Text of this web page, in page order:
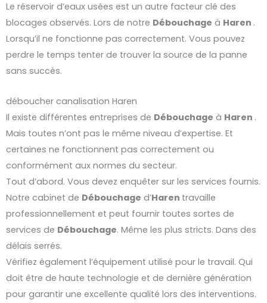
Le réservoir d’eaux usées est un autre facteur clé des
blocages observés. Lors de notre Débouchage à Haren .
Lorsqu’il ne fonctionne pas correctement. Vous pouvez
perdre le temps tenter de trouver la source de la panne
sans succès.
déboucher canalisation Haren
Il existe différentes entreprises de Débouchage à Haren .
Mais toutes n’ont pas le même niveau d’expertise. Et
certaines ne fonctionnent pas correctement ou
conformément aux normes du secteur.
Tout d’abord. Vous devez enquêter sur les services fournis.
Notre cabinet de Débouchage d’Haren travaille
professionnellement et peut fournir toutes sortes de
services de Débouchage. Même les plus stricts. Dans des
délais serrés.
Vérifiez également l’équipement utilisé pour le travail. Qui
doit être de haute technologie et de dernière génération
pour garantir une excellente qualité lors des interventions.